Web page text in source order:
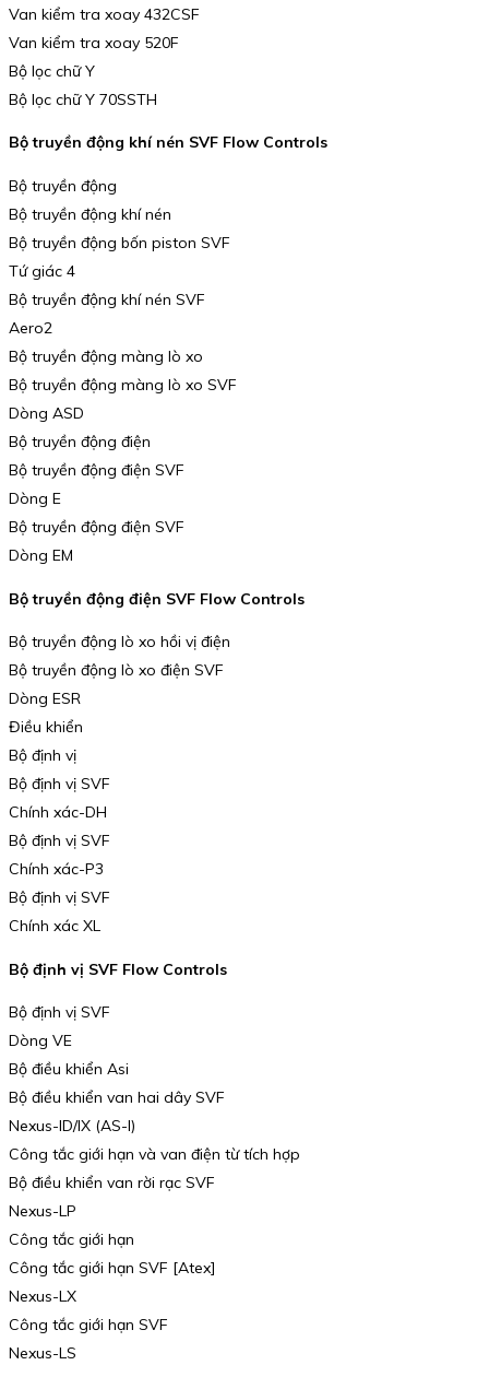
Van kiểm tra xoay 432CSF
Van kiểm tra xoay 520F
Bộ lọc chữ Y
Bộ lọc chữ Y 70SSTH
Bộ truyền động khí nén SVF Flow Controls
Bộ truyền động
Bộ truyền động khí nén
Bộ truyền động bốn piston SVF
Tứ giác 4
Bộ truyền động khí nén SVF
Aero2
Bộ truyền động màng lò xo
Bộ truyền động màng lò xo SVF
Dòng ASD
Bộ truyền động điện
Bộ truyền động điện SVF
Dòng E
Bộ truyền động điện SVF
Dòng EM
Bộ truyền động điện SVF Flow Controls
Bộ truyền động lò xo hồi vị điện
Bộ truyền động lò xo điện SVF
Dòng ESR
Điều khiển
Bộ định vị
Bộ định vị SVF
Chính xác-DH
Bộ định vị SVF
Chính xác-P3
Bộ định vị SVF
Chính xác XL
Bộ định vị SVF Flow Controls
Bộ định vị SVF
Dòng VE
Bộ điều khiển Asi
Bộ điều khiển van hai dây SVF
Nexus-ID/IX (AS-I)
Công tắc giới hạn và van điện từ tích hợp
Bộ điều khiển van rời rạc SVF
Nexus-LP
Công tắc giới hạn
Công tắc giới hạn SVF [Atex]
Nexus-LX
Công tắc giới hạn SVF
Nexus-LS